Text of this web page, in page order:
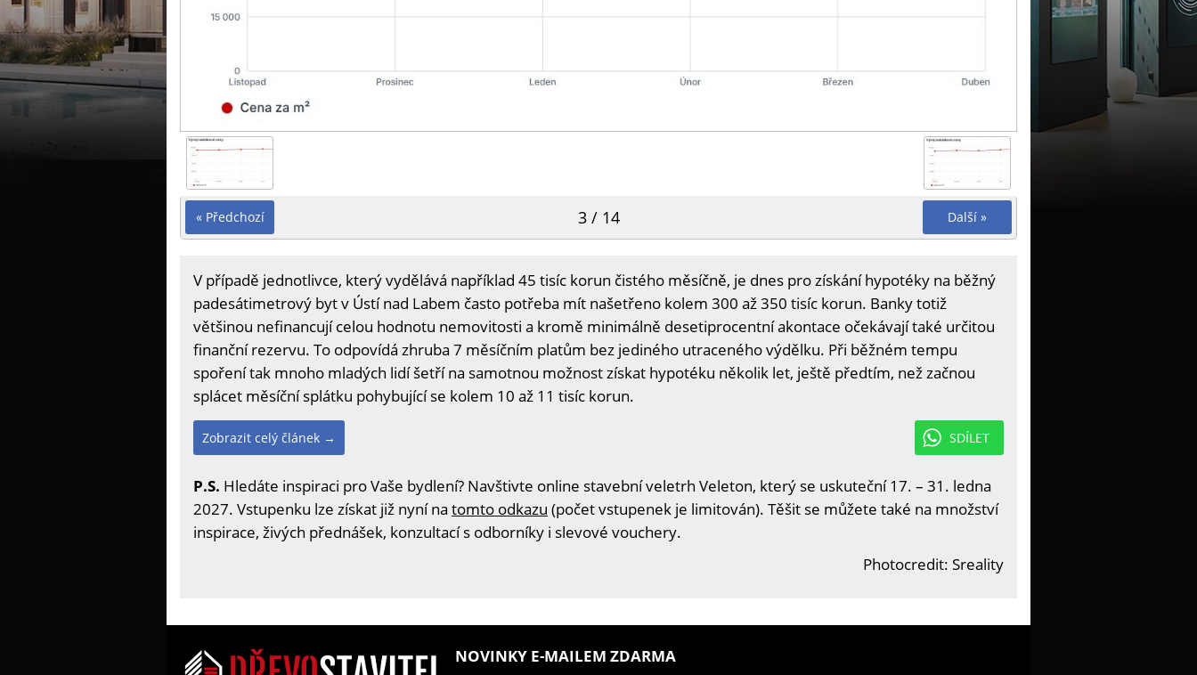
« Předchozí Další »
3 / 14
V případě jednotlivce, který vydělává například 45 tisíc korun čistého měsíčně, je dnes pro získání hypotéky na běžný
padesátimetrový byt v Ústí nad Labem často potřeba mít našetřeno kolem 300 až 350 tisíc korun. Banky totiž
většinou nefinancují celou hodnotu nemovitosti a kromě minimálně desetiprocentní akontace očekávají také určitou
finanční rezervu. To odpovídá zhruba 7 měsíčním platům bez jediného utraceného výdělku. Při běžném tempu
spoření tak mnoho mladých lidí šetří na samotnou možnost získat hypotéku několik let, ještě předtím, než začnou
splácet měsíční splátku pohybující se kolem 10 až 11 tisíc korun.
SDÍLET
Zobrazit celý článek →
P.S. Hledáte inspiraci pro Vaše bydlení? Navštivte online stavební veletrh Veleton, který se uskuteční 17. – 31. ledna
2027. Vstupenku lze získat již nyní na tomto odkazu (počet vstupenek je limitován). Těšit se můžete také na množství
inspirace, živých přednášek, konzultací s odborníky i slevové vouchery.
Photocredit: Sreality
NOVINKY E-MAILEM ZDARMA